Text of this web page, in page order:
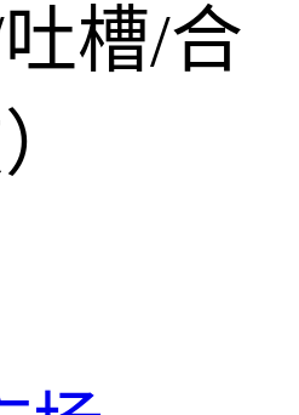
吐槽/合